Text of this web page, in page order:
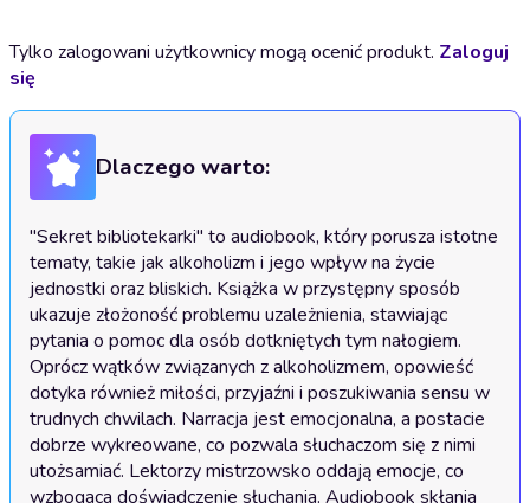
Tylko zalogowani użytkownicy mogą ocenić produkt. Zaloguj
się
Dlaczego warto:
"Sekret bibliotekarki" to audiobook, który porusza istotne
tematy, takie jak alkoholizm i jego wpływ na życie
jednostki oraz bliskich. Książka w przystępny sposób
ukazuje złożoność problemu uzależnienia, stawiając
pytania o pomoc dla osób dotkniętych tym nałogiem.
Oprócz wątków związanych z alkoholizmem, opowieść
dotyka również miłości, przyjaźni i poszukiwania sensu w
trudnych chwilach. Narracja jest emocjonalna, a postacie
dobrze wykreowane, co pozwala słuchaczom się z nimi
utożsamiać. Lektorzy mistrzowsko oddają emocje, co
wzbogaca doświadczenie słuchania. Audiobook skłania